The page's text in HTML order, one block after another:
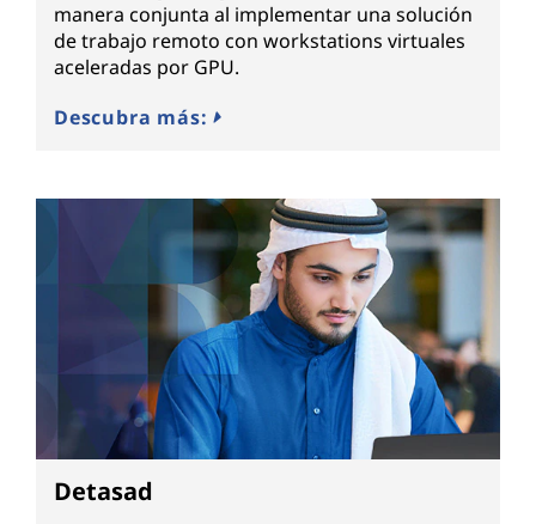
manera conjunta al implementar una solución
de trabajo remoto con workstations virtuales
aceleradas por GPU.
Descubra más:
Detasad